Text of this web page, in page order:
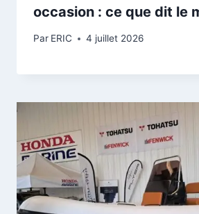
occasion : ce que dit le
Par ERIC 4 juillet 2026